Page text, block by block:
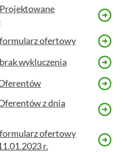
Projektowane
formularz ofertowy
wykluczenia
z dnia
formularz ofertowy
r.